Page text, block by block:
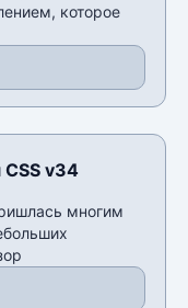
которое
v34
многим